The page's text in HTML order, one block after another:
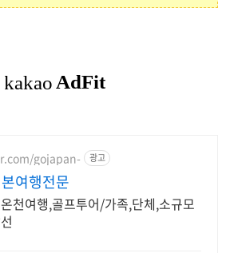
gojapan- 광고
여행전문
천여행,골프투어/가족,단체,소규모